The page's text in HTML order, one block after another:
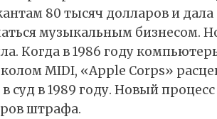
80 тысяч долларов и
музыкальным бизнесом.
Когда в 1986 году
MIDI, «Apple Corps»
суд в 1989 году. Новый
штрафа.